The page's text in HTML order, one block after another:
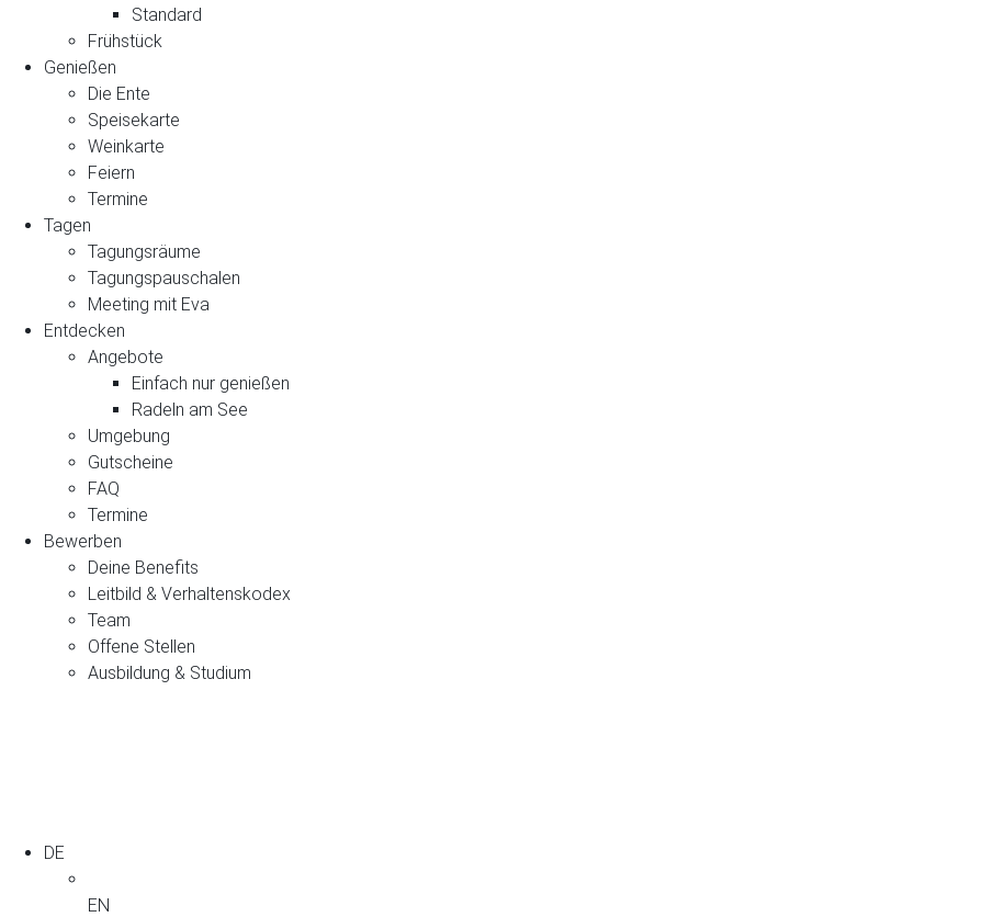
Standard
Frühstück
Genießen
Die Ente
Speisekarte
Weinkarte
Feiern
Termine
Tagen
Tagungsräume
Tagungspauschalen
Meeting mit Eva
Entdecken
Angebote
Einfach nur genießen
Radeln am See
Umgebung
Gutscheine
FAQ
Termine
Bewerben
Deine Benefits
Leitbild & Verhaltenskodex
Team
Offene Stellen
Ausbildung & Studium
DE
EN